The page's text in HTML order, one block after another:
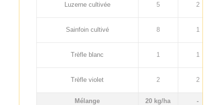
Luzerne cultivée 5 2
Sainfoin cultivé 8 1
Trèfle blanc 1 1
Trèfle violet 2 2
Mélange 20 kg/ha -